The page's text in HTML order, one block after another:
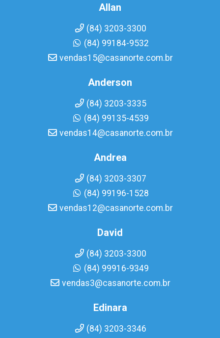
Allan
(84) 3203-3300
(84) 99184-9532
vendas15@casanorte.com.br
Anderson
(84) 3203-3335
(84) 99135-4539
vendas14@casanorte.com.br
Andrea
(84) 3203-3307
(84) 99196-1528
vendas12@casanorte.com.br
David
(84) 3203-3300
(84) 99916-9349
vendas3@casanorte.com.br
Edinara
(84) 3203-3346